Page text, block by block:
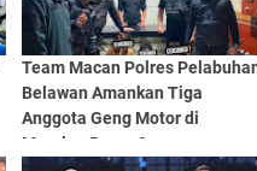
Team Macan Polres
Belawan Amankan Tiga
Anggota Geng Motor di
Marelan Pasar 9